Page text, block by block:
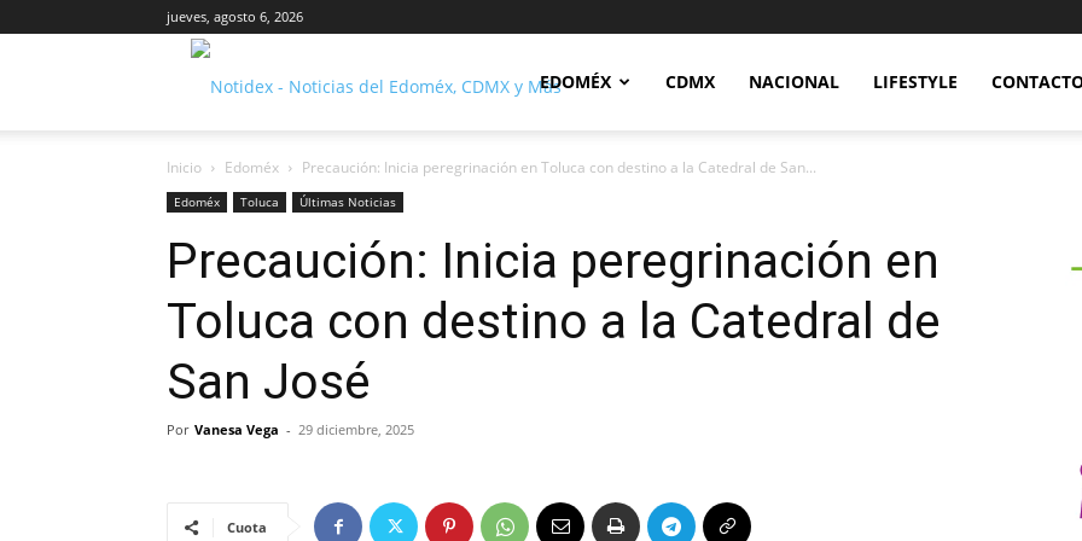
jueves, agosto 6, 2026
Notidex
EDOMÉX CDMX NACIONAL LIFESTYLE
Inicio Edoméx Precaución: Inicia peregrinación en Toluca con destino a la Catedral de San...
Edoméx Toluca Últimas Noticias
Precaución: Inicia peregrinación en
Toluca con destino a la Catedral de
San José
Por Vanesa Vega - 29 diciembre, 2025
Cuota